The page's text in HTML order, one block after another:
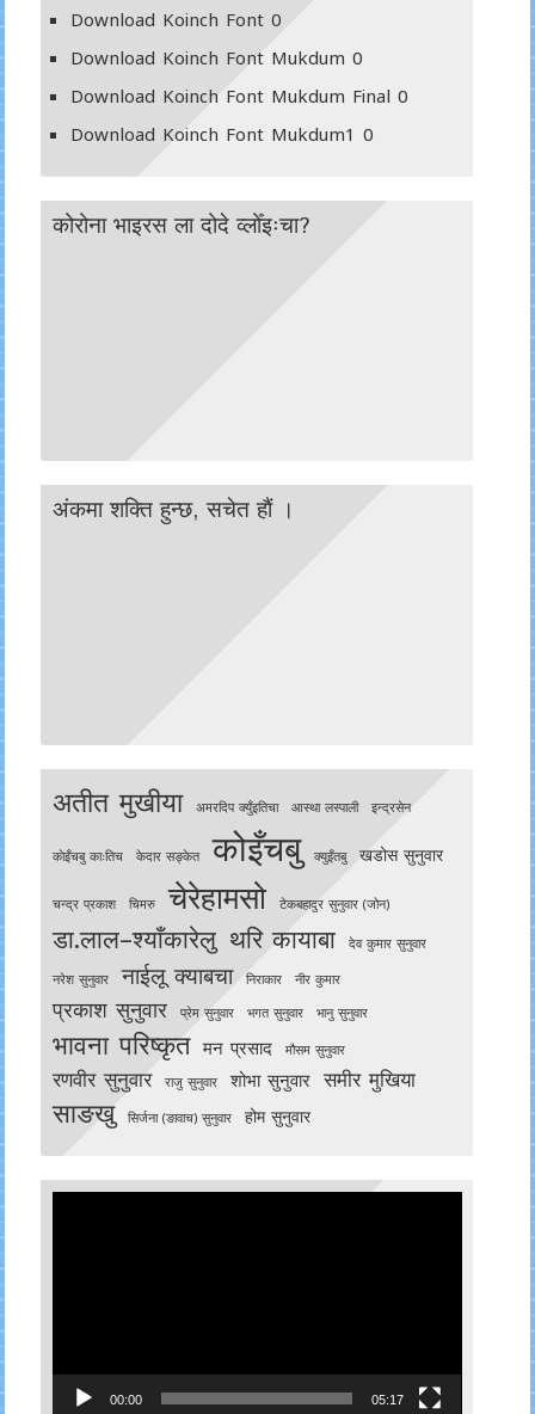
Download Koinch Font0
Download Koinch Font Mukdum 0
Download Koinch Font Mukdum Final 0
Download Koinch Font Mukdum1 0
कोरोना भाइरस ला दोदे व्लोँइःचा?
अंकमा शक्ति हुन्छ, सचेत हाैं ।
अतीत मुखीया अमरदिप क्युँइतिचा आस्था लस्पाली इन्द्रसेन
काेइँचबु काःतिच केदार सङ्केत कोइँचबु क्युइँतबु खडोस सुनुवार
चन्द्र प्रकाश चिमरु चेरेहामसो टेकबहादुर सुनुवार (जोन)
डा.लाल–श्याँकारेलु थरि कायाबा देव कुमार सुनुवार
नरेश सुनुवार नाईलू क्याबचा निराकार नीर कुमार
प्रकाश सुनुवार प्रेम सुनुवार भगत सुनुवार भानु सुनुवार
भावना परिष्कृत मन प्रसाद मौसम सुनुवार
रणवीर सुनुवार राजु सुनुवार शोभा सुनुवार समीर मुखिया
साङखु सिर्जना (ङावाच) सुनुवार होम सुनुवार
00:00 05:17